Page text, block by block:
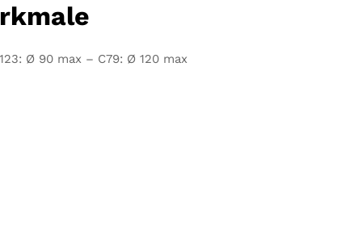
Ø 90 max – C79: Ø 120 max